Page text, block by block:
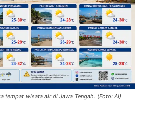
tempat wisata air di Jawa Tengah. (Foto: AI)